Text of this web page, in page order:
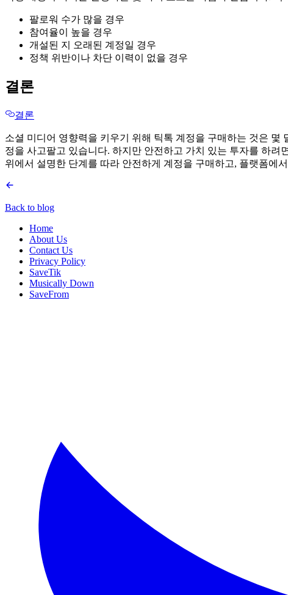
팔로워 수가 많을 경우
참여율이 높을 경우
개설된 지 오래된 계정일 경우
정책 위반이나 차단 이력이 없을 경우
결론
결론
소셜 미디어 영향력을 키우기 위해 틱톡 계정을 구매하는 것은
정을 사고팔고 있습니다. 하지만 안전하고 가치 있는 투자를 하
위에서 설명한 단계를 따라 안전하게 계정을 구매하고, 플랫폼에
Back to blog
Home
About Us
Contact Us
Privacy Policy
SaveTik
Musically Down
SaveFrom